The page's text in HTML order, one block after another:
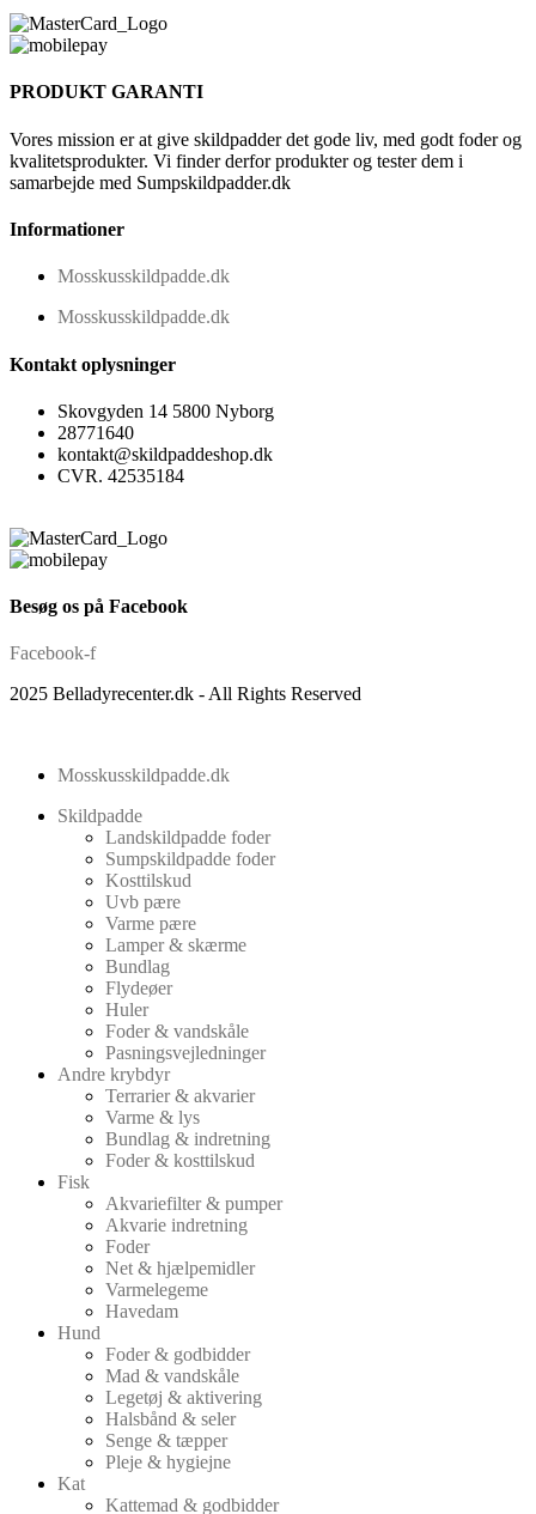
PRODUKT GARANTI
Vores mission er at give skildpadder det gode liv, med godt foder og
kvalitetsprodukter. Vi finder derfor produkter og tester dem i
samarbejde med Sumpskildpadder.dk
Informationer
Mosskusskildpadde.dk
Mosskusskildpadde.dk
Kontakt oplysninger
Skovgyden 14 5800 Nyborg
28771640
kontakt@skildpaddeshop.dk
CVR. 42535184
Besøg os på Facebook
Facebook-f
2025 Belladyrecenter.dk - All Rights Reserved
Mosskusskildpadde.dk
Skildpadde
Landskildpadde foder
Sumpskildpadde foder
Kosttilskud
Uvb pære
Varme pære
Lamper & skærme
Bundlag
Flydeøer
Huler
Foder & vandskåle
Pasningsvejledninger
Andre krybdyr
Terrarier & akvarier
Varme & lys
Bundlag & indretning
Foder & kosttilskud
Fisk
Akvariefilter & pumper
Akvarie indretning
Foder
Net & hjælpemidler
Varmelegeme
Havedam
Hund
Foder & godbidder
Mad & vandskåle
Legetøj & aktivering
Halsbånd & seler
Senge & tæpper
Pleje & hygiejne
Kat
Kattemad & godbidder